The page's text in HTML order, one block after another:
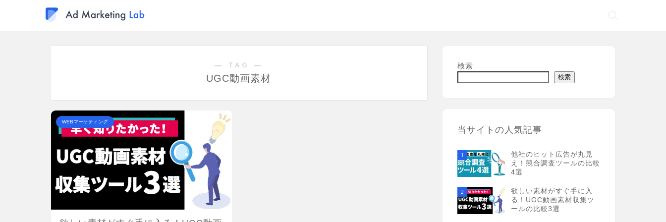
― TAG ―
UGC動画素材
WEBマーケティング
検索
検索
当サイトの人気記事
1
他社のヒット広告が丸見
え！競合調査ツールの比較
4選
2
欲しい素材がすぐ手に入
る！UGC動画素材収集ツ
ールの比較3選